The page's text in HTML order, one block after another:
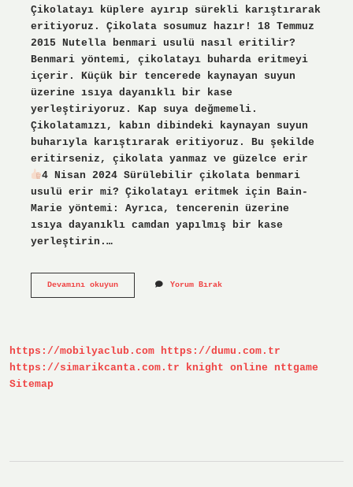
Çikolatayı küplere ayırıp sürekli karıştırarak
eritiyoruz. Çikolata sosumuz hazır! 18 Temmuz
2015 Nutella benmari usulü nasıl eritilir?
Benmari yöntemi, çikolatayı buharda eritmeyi
içerir. Küçük bir tencerede kaynayan suyun
üzerine ısıya dayanıklı bir kase
yerleştiriyoruz. Kap suya değmemeli.
Çikolatamızı, kabın dibindeki kaynayan suyun
buharıyla karıştırarak eritiyoruz. Bu şekilde
eritirseniz, çikolata yanmaz ve güzelce erir
4 Nisan 2024 Sürülebilir çikolata benmari
usulü erir mi? Çikolatayı eritmek için Bain-
Marie yöntemi: Ayrıca, tencerenin üzerine
ısıya dayanıklı camdan yapılmış bir kase
yerleştirin.…
Devamını okuyunSarelle
Yorum Bırak
https://mobilyaclub.com https://dumu.com.tr
https://simarikcanta.com.tr
knight online
nttgame
Sitemap